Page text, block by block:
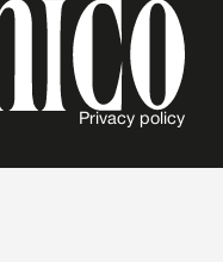
Privacy policy